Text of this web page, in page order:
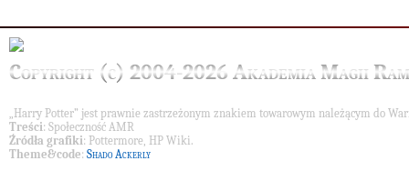
Copyright (c) 2004-2026 Akademia Magii
„Harry Potter” jest prawnie zastrzeżonym znakiem towarowym należącym do
Treści: Społeczność AMR
Źródła grafiki: Pottermore, HP Wiki.
Theme&code: Shado Ackerly